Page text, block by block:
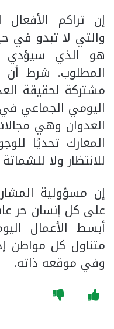
إن تراكم الأفعال
والتي لا تبدو في
هو الذي سيؤدي
المطلوب. شرط
مشتركة لحقيقة
اليومي الجماعي
العدوان وهي
المعارك تحديًا
للانتظار ولا
إن مسؤولية
على كل إنسان حر
أبسط الأعمال
متناول كل مواطن
وفي موقعه ذاته.